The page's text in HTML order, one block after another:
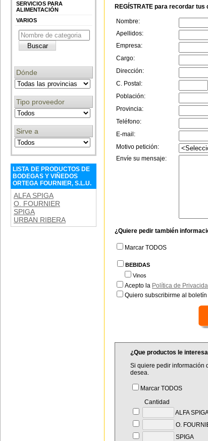
SERVICIOS PARA
ALIMENTACIÓN
VARIOS
Dónde
Tipo proveedor
Sirve a
LISTA DE PRODUCTOS DE
BODEGAS Y VIÑEDOS
ORTEGA FOURNIER, S.L.U.
ALFA SPIGA
O. FOURNIER
SPIGA
URBAN RIBERA
REGÍSTRATE para recordar tus
Nombre:
Apellidos:
Empresa:
Cargo:
Dirección:
C. Postal:
Población:
Provincia:
Teléfono:
E-mail:
Motivo petición:
Envíe su mensaje:
¿Quiere pedir también
Marcar TODOS
BEBIDAS
Vinos
Acepto la Política de
Quiero subscribirme al
¿Que productos le
Si quiere pedir información
desea.
Marcar TODOS
Cantidad
ALFA
O.
SPIGA